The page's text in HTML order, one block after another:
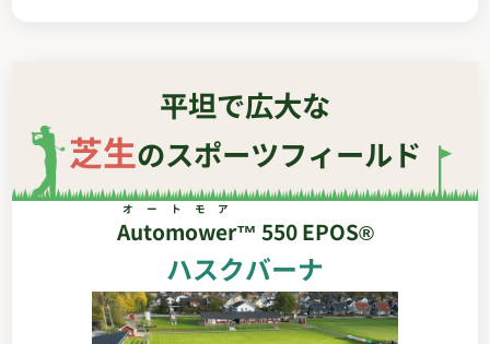
平坦で広大な
芝生のスポーツフィールド
Automower
オートモア
™ 550 EPOS®
ハスクバーナ